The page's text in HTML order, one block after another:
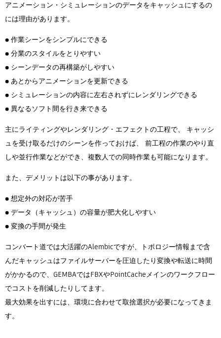
アニメーション・シミュレーションのデータをキャッシュにするの
には理由があります。
● 作業シーンをシンプルにできる
● 分業のスタイルをとりやすい
● シーンデータの再構築がしやすい
● あとからアニメーションを更新できる
● シミュレーションの内容に左右されずにレンダリングできる
● 異なるソフト間を行き来できる
主にライティングやレンダリング・エフェクトの工程で、 キャッシ
ュを受け取るだけのシーンを作っておけば、 前工程の作業のやり直
しや並行作業などができ、複数人での同時作業も可能になります。
また、デメリットは以下の事があります。
● 想定外の対応が苦手
● データ（キャッシュ）の容量が肥大化しやすい
● 変換の手間が発生
コンバート道では大活躍のAlembicですが、トポロジー情報まで含
んだキャッシュはファイルサーバーを圧迫したり変換や転送に時間
がかかるので、GEMBAではFBXやPointCacheメインのワークフロー
でコストを削減したりしてます。
最大効果を出すには、環境に合わせて取捨選択が必要になってきま
す。